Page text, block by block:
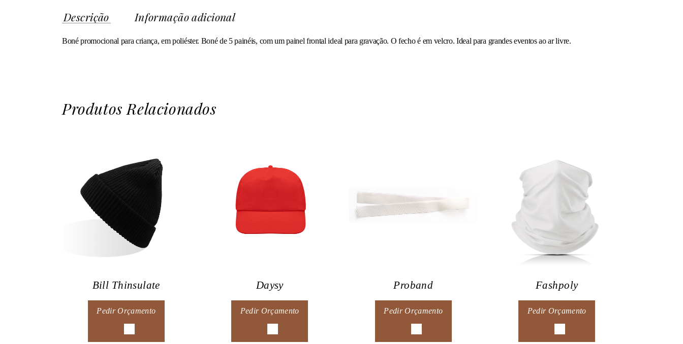
Descrição Informação adicional
Boné promocional para criança, em poliéster. Boné de 5 painéis, com um painel frontal ideal para gravação. O fecho é em velcro. Ideal para grandes eventos ao ar livre.
Produtos Relacionados
Bill Thinsulate
Pedir Orçamento
Daysy
Pedir Orçamento
Proband
Pedir Orçamento
Fashpoly
Pedir Orçamento